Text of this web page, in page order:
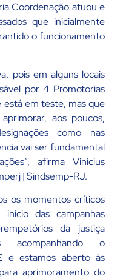
Coordenação atuou e
que inicialmente
o funcionamento
pois em alguns locais
por 4 Promotorias
está em teste, mas que
aos poucos,
como nas
vai ser fundamental
afirma Vinícius
| Sindsemp-RJ.
os momentos críticos
das campanhas
da justiça
acompanhando o
e estamos aberto às
aprimoramento do